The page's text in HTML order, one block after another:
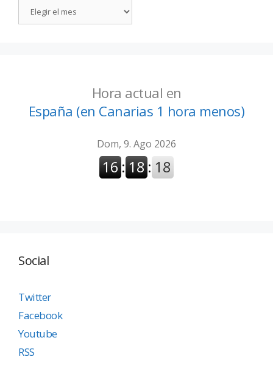
Hora actual en
España (en Canarias 1 hora menos)
Social
Twitter
Facebook
Youtube
RSS